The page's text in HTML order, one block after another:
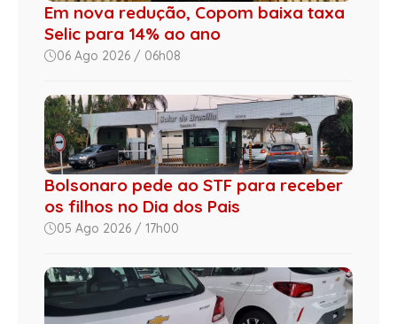
Em nova redução, Copom baixa taxa
Selic para 14% ao ano
06 Ago 2026 / 06h08
Bolsonaro pede ao STF para receber
os filhos no Dia dos Pais
05 Ago 2026 / 17h00